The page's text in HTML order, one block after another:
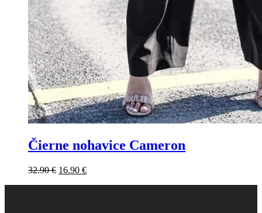
Čierne nohavice Cameron
32.90€ 16.90 €